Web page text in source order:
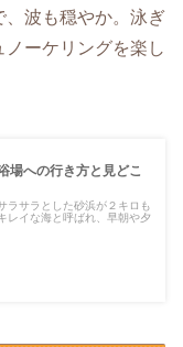
、波も穏やか。泳ぎ
ーケリングを楽し
場への行き方と見どこ
ラサラとした砂浜が２キロも
レイな海と呼ばれ、早朝や夕